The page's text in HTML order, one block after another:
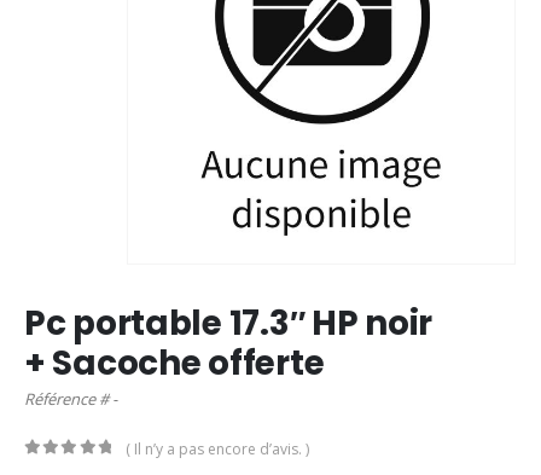
Pc portable 17.3″ HP noir
+ Sacoche offerte
Référence # -
( Il n’y a pas encore d’avis. )